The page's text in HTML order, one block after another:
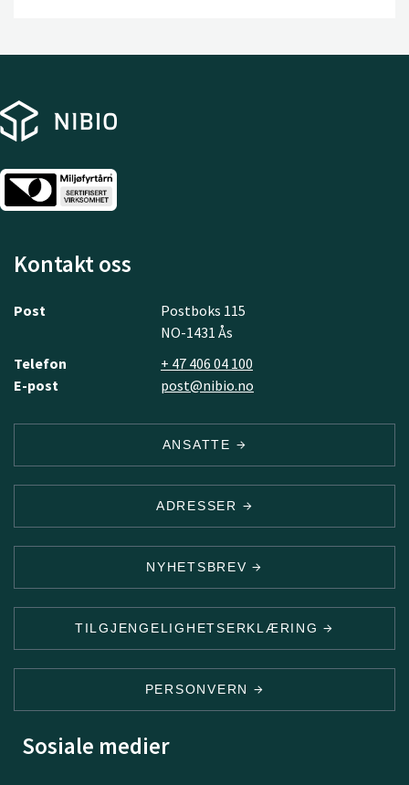
Kontakt oss
Post
Postboks 115
NO-1431 Ås
Telefon
+ 47 406 04 100
E-post
post@nibio.no
ANSATTE
ADRESSER
NYHETSBREV
TILGJENGELIGHETSERKLÆRING
PERSONVERN
Sosiale medier